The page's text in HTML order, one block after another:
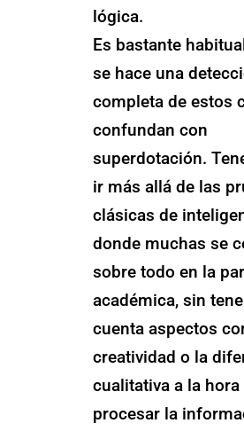
lógica.
Es bastante
se hace una
completa de estos
confundan con
superdotación.
ir más allá de las
clásicas de
donde muchas se
sobre todo en la
académica, sin
cuenta aspectos
creatividad o la
cualitativa a la hora
procesar la